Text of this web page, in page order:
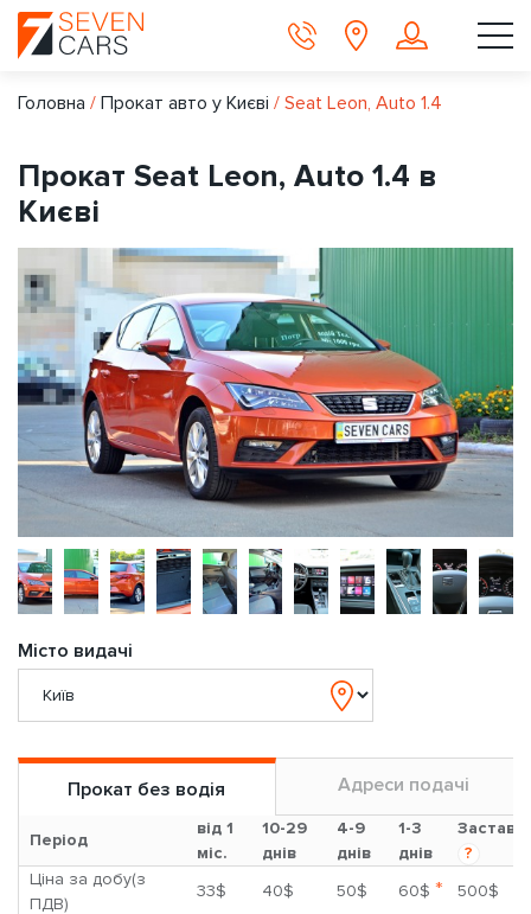
Головна / Прокат авто у Києві / Seat Leon, Auto 1.4
Прокат Seat Leon, Auto 1.4 в
Києві
Місто видачі
Прокат без водія Адреси подачі
Період
від 1
міс.
10-29
днів
4-9
днів
1-3
днів
Застава
?
Ціна за добу(з
ПДВ)
33$ 40$ 50$ 60$ *
500$